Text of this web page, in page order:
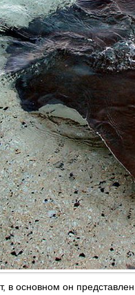
в основном он